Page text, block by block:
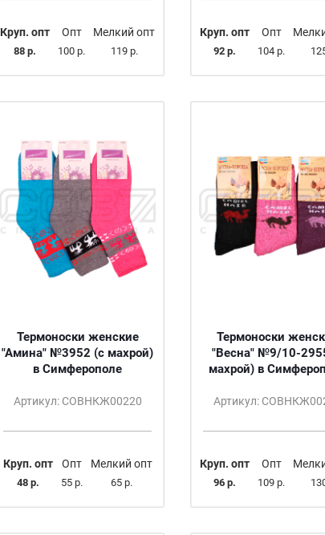
Круп. опт
88 р.
Опт
100 р.
Мелкий опт
119 р.
Круп. опт
92 р.
Опт
104 р.
Термоноски женские
"Амина" №3952 (с махрой)
в Симферополе
Артикул: СОВНКЖ00220
Круп. опт
48 р.
Опт
55 р.
Мелкий опт
65 р.
Термоноски
"Весна" №9/10-
махрой) в
Артикул:
Круп. опт
96 р.
Опт
109 р.